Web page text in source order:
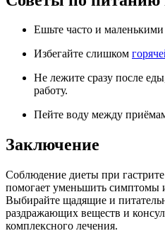
Ешьте часто и
Избегайте слишком
Не лежите сразу после
работу.
Пейте воду между
Заключение
Соблюдение диеты при
помогает уменьшить симптомы
Выбирайте щадящие и
раздражающих веществ и
комплексного лечения.